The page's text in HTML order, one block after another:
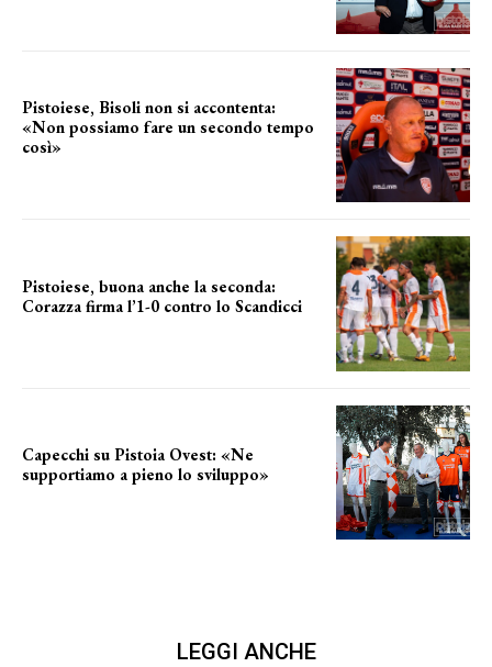
Pistoiese, Bisoli non si accontenta:
«Non possiamo fare un secondo tempo
così»
Pistoiese, buona anche la seconda:
Corazza firma l’1-0 contro lo Scandicci
Capecchi su Pistoia Ovest: «Ne
supportiamo a pieno lo sviluppo»
LEGGI ANCHE